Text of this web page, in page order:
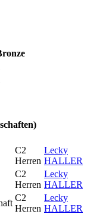
C2
Herren
Lecky
HALLER
C2
Herren
Lecky
HALLER
C2
Herren
Lecky
HALLER